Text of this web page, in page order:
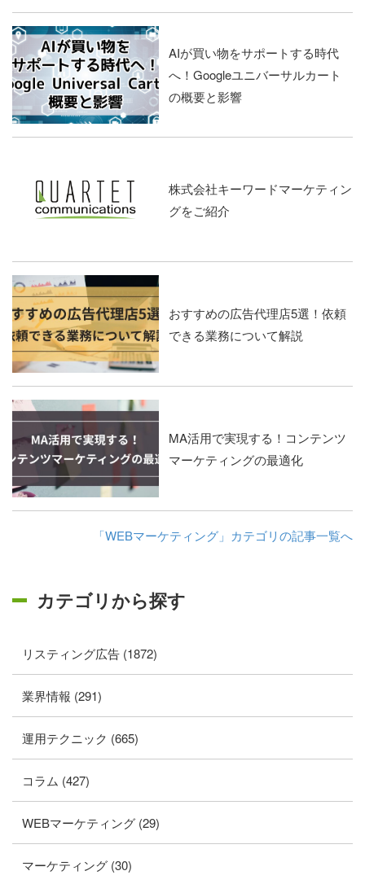
AIが買い物をサポートする時代
へ！Googleユニバーサルカート
の概要と影響
株式会社キーワードマーケティン
グをご紹介
おすすめの広告代理店5選！依頼
できる業務について解説
MA活用で実現する！コンテンツ
マーケティングの最適化
「WEBマーケティング」カテゴリの記事一覧へ
カテゴリから探す
リスティング広告 (1872)
業界情報 (291)
運用テクニック (665)
コラム (427)
WEBマーケティング (29)
マーケティング (30)